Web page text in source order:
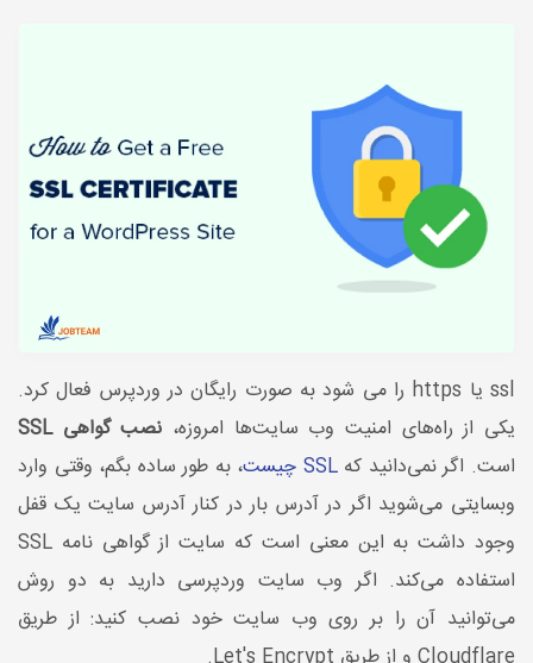
ssl یا https را می شود به صورت رایگان در وردپرس فعال کرد.
یکی از راه‌های امنیت وب سایت‌ها امروزه، نصب گواهی SSL
است. اگر نمی‌دانید کهSSL چیست
، به طور ساده بگم، وقتی وارد
وبسایتی می‌شوید اگر در آدرس بار در کنار آدرس سایت یک قفل
وجود داشت به این معنی است که سایت از گواهی نامه SSL
استفاده می‌کند. اگر وب سایت وردپرسی دارید به دو روش
می‌توانید آن‌ را بر روی وب سایت خود نصب کنید: از طریق